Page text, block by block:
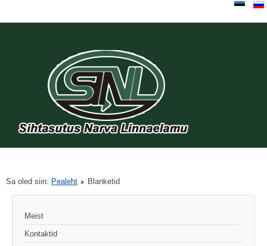
Sa oled siin: Pealeht Blanketid
Meist
Kontaktid